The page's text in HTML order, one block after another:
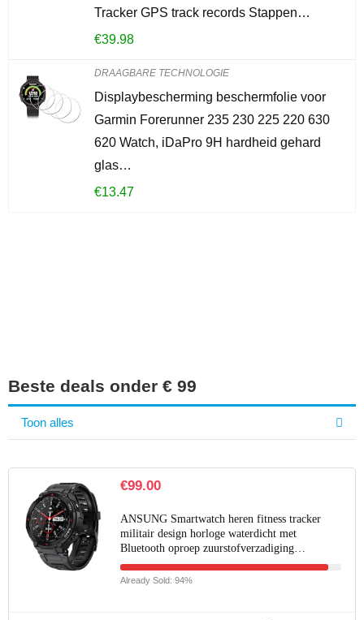
Tracker GPS track records Stappen…
€39.98
DRAAGBARE TECHNOLOGIE
Displaybescherming beschermfolie voor
Garmin Forerunner 235 230 225 220 630
620 Watch, iDaPro 9H hardheid gehard
glas…
€13.47
Beste deals onder € 99
Toon alles
€99.00
ANSUNG Smartwatch heren fitness tracker
militair design horloge waterdicht met
Bluetooth oproep zuurstofverzadiging…
Already Sold: 94%